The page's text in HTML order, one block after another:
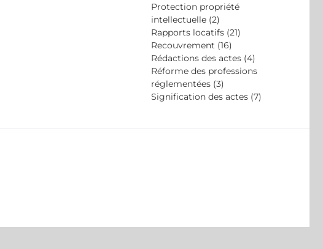
Protection propriété
intellectuelle (2)
Rapports locatifs (21)
Recouvrement (16)
Rédactions des actes (4)
Réforme des professions
réglementées (3)
Signification des actes (7)